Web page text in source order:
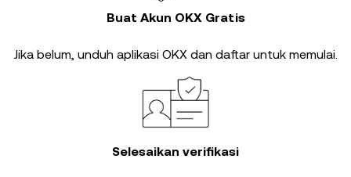
Buat Akun OKX Gratis
Jika belum, unduh aplikasi OKX dan daftar untuk memulai.
Selesaikan verifikasi